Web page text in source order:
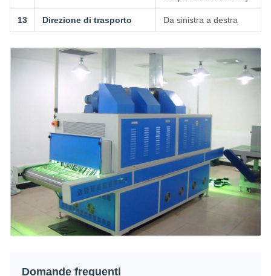
13 Direzione di trasporto Da sinistra a destra
Domande frequenti